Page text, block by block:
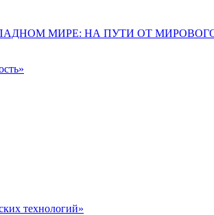
МИРЕ: НА ПУТИ ОТ
технологий»